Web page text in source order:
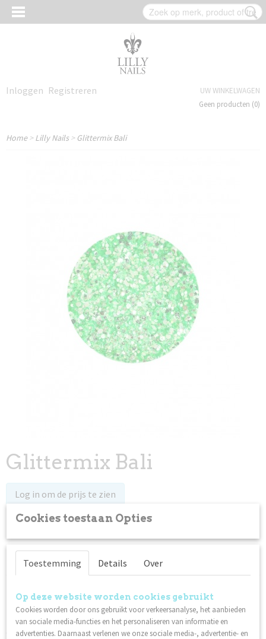
Inloggen Registreren
UW WINKELWAGEN
Geen producten (0)
Home>Lilly Nails> Glittermix Bali
Glittermix Bali
Log in om de prijs te zien
Op voorraad
Specificaties
84063
Netto gewicht
0,03 Kg
Gebruik:
Kan worden ingebouwd in Gel, Acryl, Invicta of Gelpolish. Kan
ook los worden aangebracht op een niet-uitgehard oppervlak.
Cookies toestaan Opties
Toestemming Details Over
Op deze website worden cookies gebruikt
Cookies worden door ons gebruikt voor verkeersanalyse, het aanbieden
van sociale media-functies en het personaliseren van informatie en
advertenties. Daarnaast verlenen we onze sociale media-, advertentie- en